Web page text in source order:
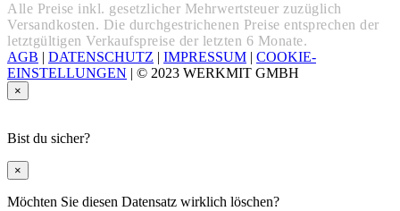
Alle Preise inkl. gesetzlicher Mehrwertsteuer zuzüglich
Versandkosten. Die durchgestrichenen Preise entsprechen der
letztgültigen Verkaufspreise der letzten 6 Monate.
AGB | DATENSCHUTZ | IMPRESSUM | COOKIE-
EINSTELLUNGEN | © 2023 WERKMIT GMBH
×
Bist du sicher?
×
Möchten Sie diesen Datensatz wirklich löschen?